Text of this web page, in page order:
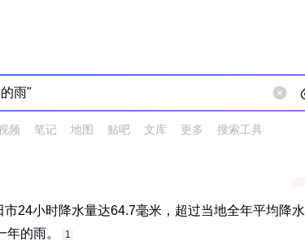
频 笔记 地图 贴吧 文库 更多 搜索工具
站点内检索
24小时降水量达64.7毫米，超过当地全年平均降水
的雨。‌‌
1